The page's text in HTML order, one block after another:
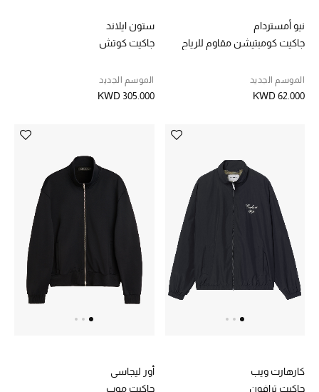
نيو أمستردام
جاكيت كومبتيشن مقاوم للرياح
الموسم الجديد
KWD 62.000
ستون ايلاند
جاكيت كوتش
الموسم الجديد
KWD 305.000
كارهارت ويب
جاكيت ترافون
أور ليجاسي
جاكيت موب